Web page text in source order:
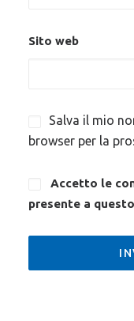
Sito web
Salva il mio
browser per la
Accetto le
presente a questo